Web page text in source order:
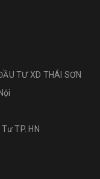
TƯ XD THÁI SƠN
TP. HN